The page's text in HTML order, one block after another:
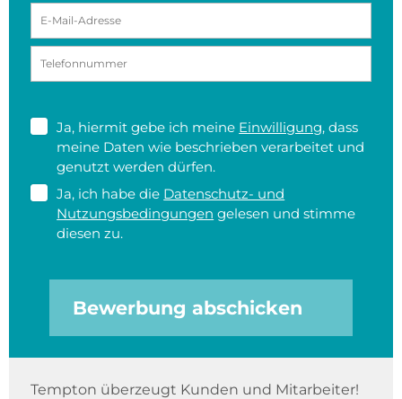
Ja, hiermit gebe ich meine Einwilligung, dass
meine Daten wie beschrieben verarbeitet und
genutzt werden dürfen.
Ja, ich habe die Datenschutz- und
Nutzungsbedingungen gelesen und stimme
diesen zu.
Bewerbung abschicken
Tempton überzeugt Kunden und Mitarbeiter!